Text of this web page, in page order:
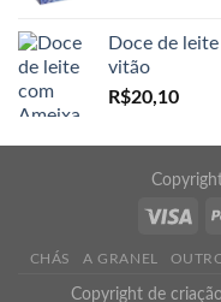
Doce de
vitão
R$20,10
CHÁS A GRANEL
Copyright de